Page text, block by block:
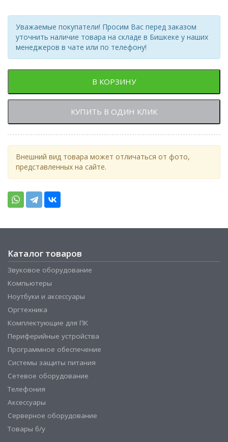
Уважаемые покупатели! Просим Вас перед заказом
уточнить наличие товара на складе в Бишкеке у наших
менеджеров в чате или по телефону!
В КОРЗИНУ
КУПИТЬ В ОДИН КЛИК
Внешний вид товара может отличаться от фото,
представленных на сайте.
Каталог товаров
Звуковое оборудование
Компьютеры
Ноутбуки и аксессуары
Оргтехника
Комплектующие для ПК
Периферийные устройства
Программное обеспечение
Системы защиты питания
Сетевое оборудование
Телефония
Аксессуары
Серверное оборудование
Товары б/у